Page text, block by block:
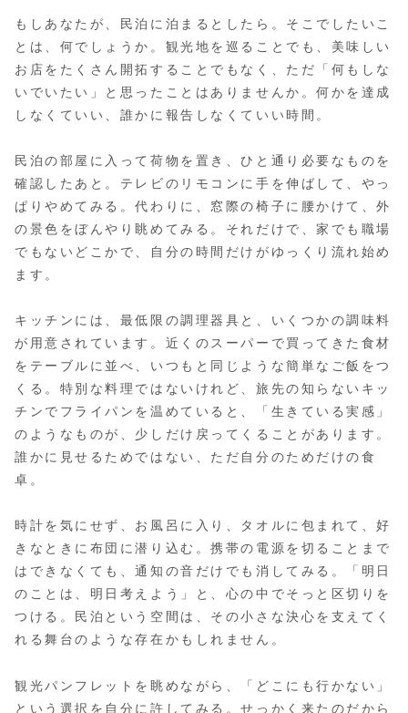
もしあなたが、民泊に泊まるとしたら。そこでしたいこ
とは、何でしょうか。観光地を巡ることでも、美味しい
お店をたくさん開拓することでもなく、ただ「何もしな
いでいたい」と思ったことはありませんか。何かを達成
しなくていい、誰かに報告しなくていい時間。
民泊の部屋に入って荷物を置き、ひと通り必要なものを
確認したあと。テレビのリモコンに手を伸ばして、やっ
ぱりやめてみる。代わりに、窓際の椅子に腰かけて、外
の景色をぼんやり眺めてみる。それだけで、家でも職場
でもないどこかで、自分の時間だけがゆっくり流れ始め
ます。
キッチンには、最低限の調理器具と、いくつかの調味料
が用意されています。近くのスーパーで買ってきた食材
をテーブルに並べ、いつもと同じような簡単なご飯をつ
くる。特別な料理ではないけれど、旅先の知らないキッ
チンでフライパンを温めていると、「生きている実感」
のようなものが、少しだけ戻ってくることがあります。
誰かに見せるためではない、ただ自分のためだけの食
卓。
時計を気にせず、お風呂に入り、タオルに包まれて、好
きなときに布団に潜り込む。携帯の電源を切ることまで
はできなくても、通知の音だけでも消してみる。「明日
のことは、明日考えよう」と、心の中でそっと区切りを
つける。民泊という空間は、その小さな決心を支えてく
れる舞台のような存在かもしれません。
観光パンフレットを眺めながら、「どこにも行かない」
という選択を自分に許してみる。せっかく来たのだから